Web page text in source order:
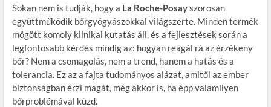
Sokan nem is tudják, hogy a La Roche-Posayszorosan
együttműködik bőrgyógyászokkal világszerte. Minden termék
mögött komoly klinikai kutatás áll, és a fejlesztések során a
legfontosabb kérdés mindig az: hogyan reagál rá az érzékeny
bőr? Nem a csomagolás, nem a trend, hanem a hatás és a
tolerancia. Ez az a fajta tudományos alázat, amitől az ember
biztonságban érzi magát, még akkor is, ha épp valamilyen
bőrproblémával küzd.